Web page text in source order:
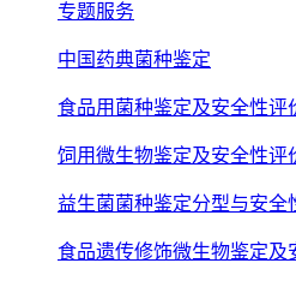
专题服务
中国药典菌种鉴定
食品用菌种鉴定及安全性评
饲用微生物鉴定及安全性评
益生菌菌种鉴定分型与安全
食品遗传修饰微生物鉴定及